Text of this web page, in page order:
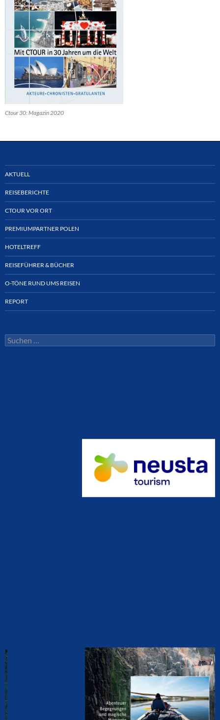
Ctour 30: Magazin 2020
AKTUELL
REISEBERICHTE
CTOUR VOR ORT
PREMIUMPARTNER POLEN
HOTELTREFF
REISEFÜHRER & BÜCHER
O-TÖNE RUND UMS REISEN
REPORT
Suchen
nach: